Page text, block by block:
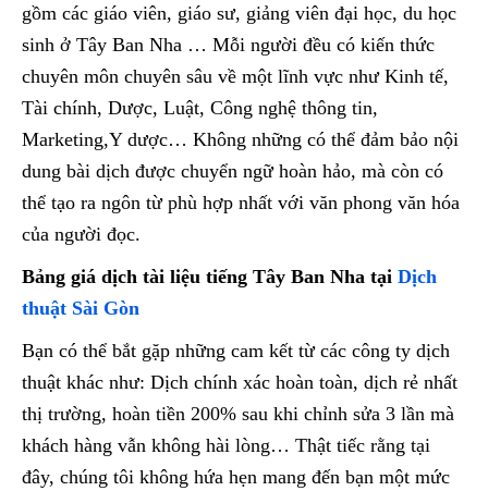
gồm các giáo viên, giáo sư, giảng viên đại học, du học
sinh ở Tây Ban Nha … Mỗi người đều có kiến thức
chuyên môn chuyên sâu về một lĩnh vực như Kinh tế,
Tài chính, Dược, Luật, Công nghệ thông tin,
Marketing,Y dược… Không những có thể đảm bảo nội
dung bài dịch được chuyển ngữ hoàn hảo, mà còn có
thể tạo ra ngôn từ phù hợp nhất với văn phong văn hóa
của người đọc.
Bảng giá dịch tài liệu tiếng Tây Ban Nha tại Dịch
thuật Sài Gòn
Bạn có thể bắt gặp những cam kết từ các công ty dịch
thuật khác như: Dịch chính xác hoàn toàn, dịch rẻ nhất
thị trường, hoàn tiền 200% sau khi chỉnh sửa 3 lần mà
khách hàng vẫn không hài lòng… Thật tiếc rằng tại
đây, chúng tôi không hứa hẹn mang đến bạn một mức